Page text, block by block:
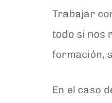
Trabajar
todo si nos
formación,
En el caso